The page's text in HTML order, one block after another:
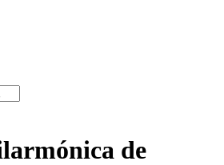
de